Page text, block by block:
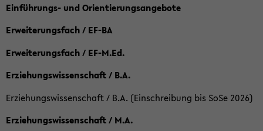
Einführungs- und Orientierungsangebote
Erweiterungsfach / EF-BA
Erweiterungsfach / EF-M.Ed.
Erziehungswissenschaft / B.A.
Erziehungswissenschaft / B.A. (Einschreibung bis SoSe 2026)
Erziehungswissenschaft / M.A.